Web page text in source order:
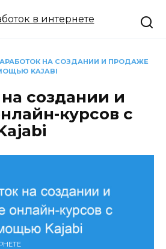
НА СОЗДАНИИ И ПРОДАЖЕ
KAJABI
создании и
курсов с